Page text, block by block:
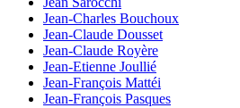
Jean-Charles Bouchoux
Jean-Claude Dousset
Jean-Claude Royère
Jean-Etienne Joullié
Jean-François Mattéi
Jean-François Pasques